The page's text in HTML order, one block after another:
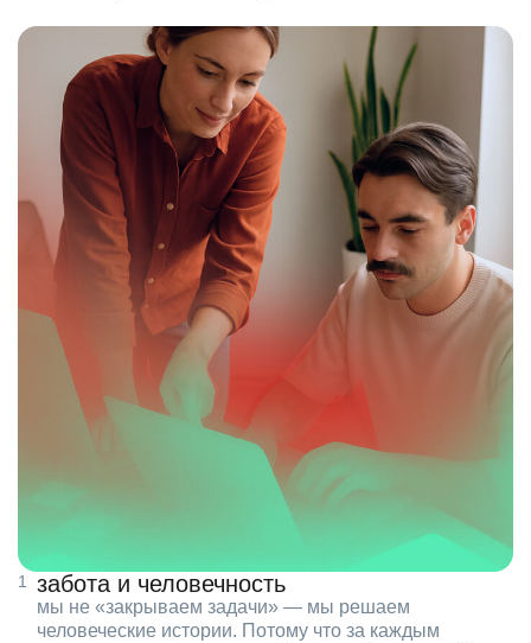
забота и человечность
мы не «закрываем задачи» — мы решаем
человеческие истории. Потому что за каждым